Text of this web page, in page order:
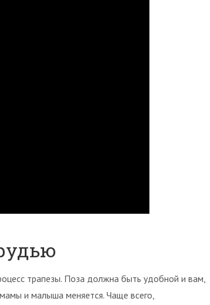
трапезы. Поза должна быть удобной и вам,
и малыша меняется. Чаще всего,